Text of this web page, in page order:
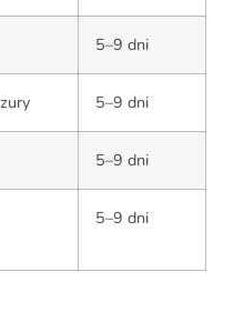
5–9 dni
5–9 dni
5–9 dni
5–9 dni